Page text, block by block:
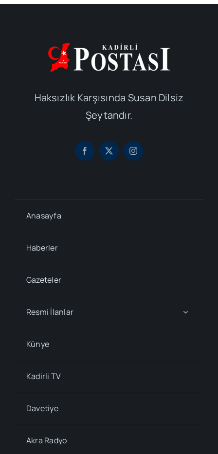
Haksızlık Karşısında Susan Dilsiz
Şeytandır.
Anasayfa
Haberler
Gazeteler
Resmi İlanlar
Künye
Kadirli TV
Davetiye
Akra Radyo